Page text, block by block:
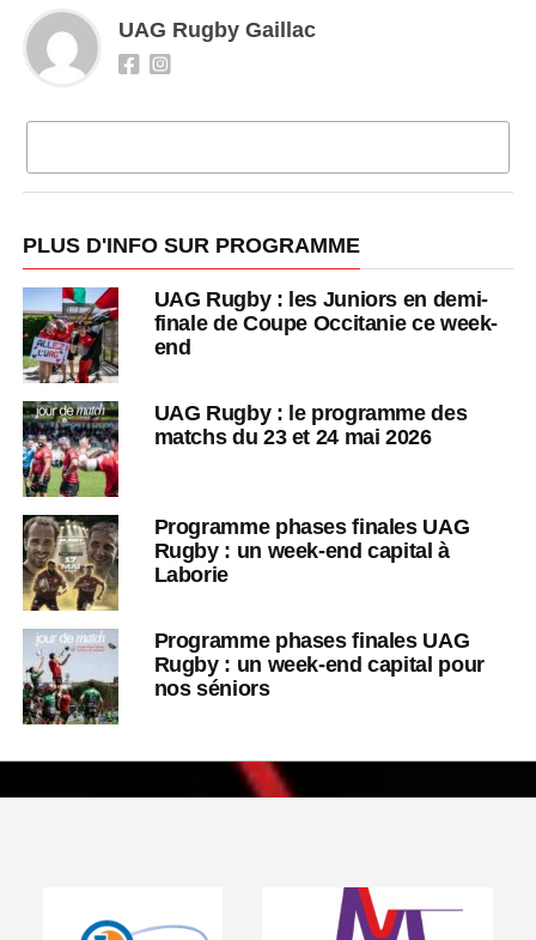
UAG Rugby Gaillac
PLUS D'INFO SUR PROGRAMME
UAG Rugby : les Juniors en demi-
finale de Coupe Occitanie ce week-
end
UAG Rugby : le programme des
matchs du 23 et 24 mai 2026
Programme phases finales UAG
Rugby : un week-end capital à
Laborie
Programme phases finales UAG
Rugby : un week-end capital pour
nos séniors